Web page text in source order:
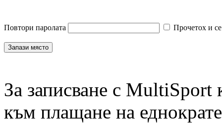
Повтори паролата Прочетох и
За записване с MultiSport
към плащане на